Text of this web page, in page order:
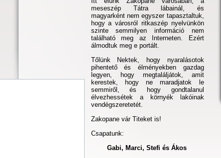
meseszép Tátra lábainál, és
magyarként nem egyszer tapasztaltuk,
hogy a városról ritkaszép nyelvünkön
szinte semmilyen információ nem
található meg az Interneten. Ezért
álmodtuk meg e portált.
Tőlünk Nektek, hogy nyaralásotok
pihentető és élményekben gazdag
legyen, hogy megtaláljátok, amit
kerestek, hogy ne maradjatok le
semmiről, és hogy gondtalanul
élvezhessétek a környék lakóinak
vendégszeretetét.
Zakopane vár Titeket is!
Csapatunk:
Gabi, Marci, Stefi és Ákos